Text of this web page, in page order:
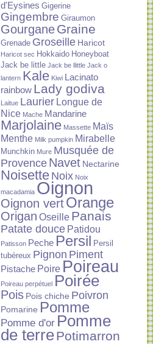
d'Eysines Gigerine
Gingembre Giraumon
GourganeGraine
Grenade Groseille Haricot
Haricot sec Hokkaido Honeyboat
Jack be little Jack be llittle Jack o
lantern Kale Kiwi
Lacinato
rainbow Lady godiva
Laitue Laurier Longue de
Nice Mache Mandarine
Marjolaine Massette Maïs
Menthe Milk pumpkin Mirabelle
Munchkin Mure Musquée de
Provence Navet Nectarine
Noisette Noix Noix
macadamia Oignon
Oignon vertOrange
Origan Oseille Panais
Patate douce Patidou
Patisson Peche Persil Persil
tubéreux Pignon Piment
Pistache Poire Poireau
Poireau perpétuel Poirée
Pois Pois chiche Poivron
Pomarine Pomme
Pomme d'or Pomme
de terrePotimarron